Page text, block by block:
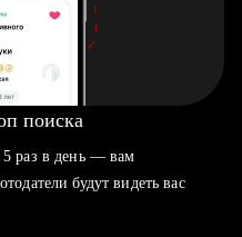
поиска
раз в день — вам
будут видеть вас